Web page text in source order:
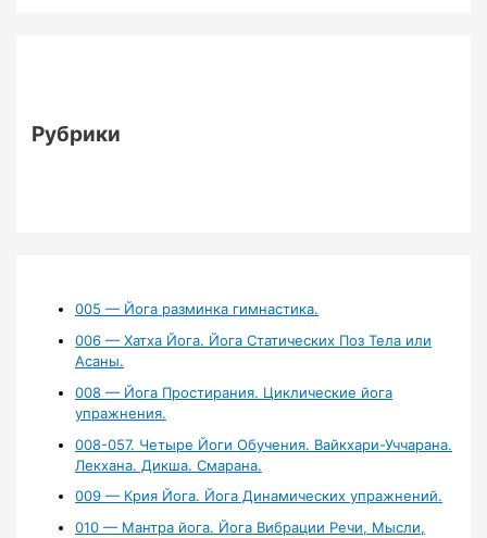
Рубрики
005 — Йога разминка гимнастика.
006 — Хатха Йога. Йога Статических Поз Тела или
Асаны.
008 — Йога Простирания. Циклические йога
упражнения.
008-057. Четыре Йоги Обучения. Вайкхари-Уччарана.
Лекхана. Дикша. Смарана.
009 — Крия Йога. Йога Динамических упражнений.
010 — Мантра йога. Йога Вибрации Речи, Мысли,